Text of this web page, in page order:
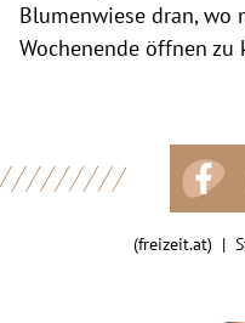
Blumenwiese dran, wo
Wochenende öffnen zu
(freizeit.at) |